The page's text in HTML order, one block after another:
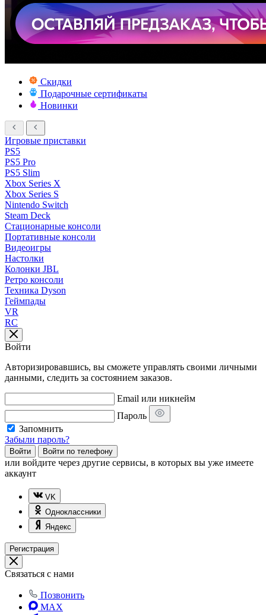
Скидки
Подарочные сертификаты
Новинки
Игровые приставки
PS5
PS5 Pro
PS5 Slim
Xbox Series X
Xbox Series S
Nintendo Switch
Steam Deck
Стационарные консоли
Портативные консоли
Видеоигры
Настолки
Колонки JBL
Ретро консоли
Техника Dyson
Геймпады
VR
RC
Войти
Авторизировавшись, вы сможете управлять своими личными
данными, следить за состоянием заказов.
Email или никнейм
Пароль
Запомнить
Забыли пароль?
Войти Войти по телефону
или войдите через другие сервисы, в которых вы уже имеете
аккаунт
VK
Одноклассники
Яндекс
Регистрация
Связаться с нами
Позвонить
MAX